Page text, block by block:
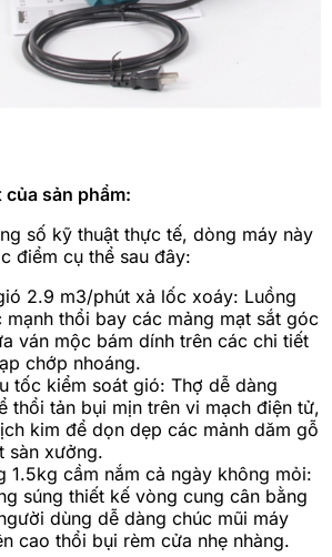
sản phẩm:
số kỹ thuật thực tế, dòng máy này
điểm cụ thể sau đây:
2.9 m3/phút xả lốc xoáy: Luồng
mạnh thổi bay các mảng mạt sắt góc
ván mộc bám dính trên các chi tiết
chớp nhoáng.
tốc kiểm soát gió: Thợ dễ dàng
thổi tản bụi mịn trên vi mạch điện tử,
kim để dọn dẹp các mảnh dăm gỗ
sàn xưởng.
1.5kg cầm nắm cả ngày không mỏi:
súng thiết kế vòng cung cân bằng
dùng dễ dàng chúc mũi máy
cao thổi bụi rèm cửa nhẹ nhàng.